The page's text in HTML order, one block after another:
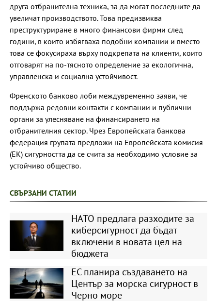
друга отбранителна техника, за да могат последните да
увеличат производството. Това предизвиква
преструктуриране в много финансови фирми след
години, в които избягваха подобни компании и вместо
това се фокусираха върху подкрепата на клиенти, които
отговарят на по-тясното определение за екологична,
управленска и социална устойчивост.
Френското банково лоби междувременно заяви, че
поддържа редовни контакти с компании и публични
органи за улесняване на финансирането на
отбранителния сектор. Чрез Европейската банкова
федерация групата предложи на Европейската комисия
(ЕК) сигурността да се счита за необходимо условие за
устойчиво общество.
СВЪРЗАНИ СТАТИИ
НАТО предлага разходите за
киберсигурност да бъдат
включени в новата цел на
бюджета
ЕС планира създаването на
Център за морска сигурност в
Черно море